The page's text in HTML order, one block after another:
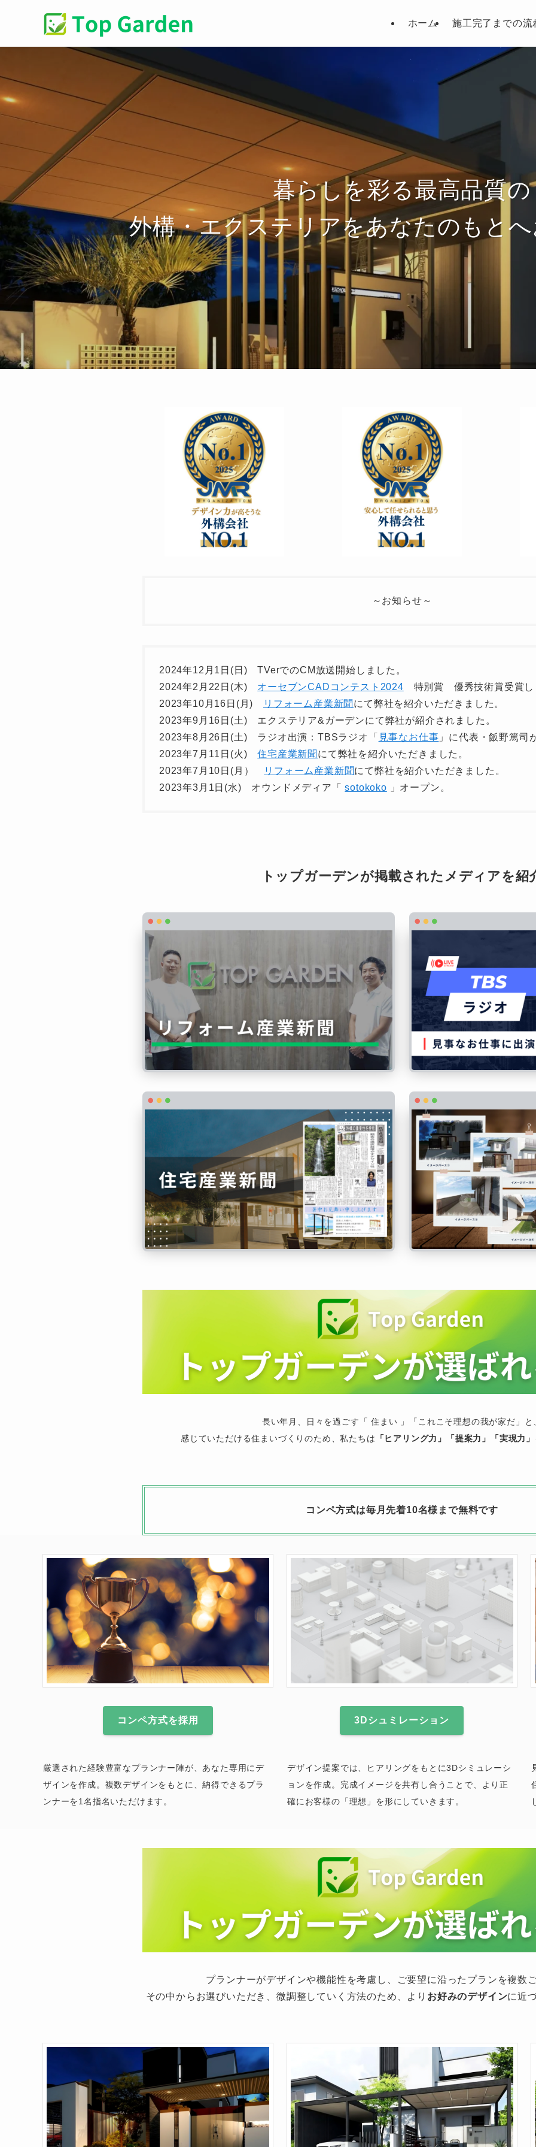
ホーム 施工完了までの流
暮らしを彩る最高品質の
外構・エクステリアをあなたのもと
～お知らせ～
2024年12月1日(日) TVerでのCM放送開始しました。
2024年2月22日(木) オーセブンCADコンテスト2024 特別賞 優秀技術賞受賞し
2023年10月16日(月)
リフォーム産業新聞 にて弊社を紹介いただきました。
2023年9月16日(土) エクステリア&ガーデンにて弊社が紹介されました。
2023年8月26日(土) ラジオ出演：TBSラジオ「 見事なお仕事 」に代表・飯野篤司
2023年7月11日(火)住宅産業新聞 にて弊社を紹介いただきました。
2023年7月10日(月）
リフォーム産業新聞にて弊社を紹介いただきました。
2023年3月1日(水) オウンドメディア「sotokoko 」オープン。
トップガーデンが掲載されたメディアを紹
長い年月、日々を過ごす「 住まい 」「これこそ理想の我が家だ」と
感じていただける住まいづくりのため、私たちは 「ヒアリング力」「提案力」「実現力」
コンペ方式は毎月先着10名様まで無料です
コンペ方式を採用 3Dシュミレーション
厳選された経験豊富なプランナー陣が、あなた専用にデ
ザインを作成。複数デザインをもとに、納得できるプラ
ンナーを1名指名いただけます。
デザイン提案では、ヒアリングをもとに3Dシミュレーシ
ョンを作成。完成イメージを共有し合うことで、より正
確にお客様の「理想」を形にしていきます。
プランナーがデザインや機能性を考慮し、ご要望に沿ったプランを複数
その中からお選びいただき、微調整していく方法のため、より お好みのデザインに近